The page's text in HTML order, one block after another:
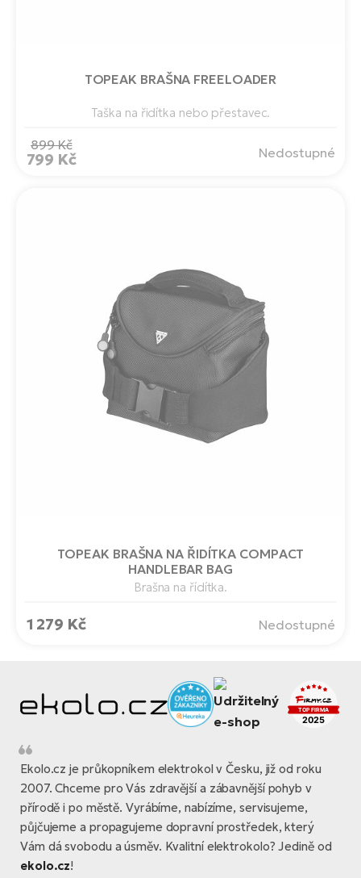
TOPEAK BRAŠNA FREELOADER
Taška na řidítka nebo přestavec.
899 Kč
799 Kč Nedostupné
TOPEAK BRAŠNA NA ŘIDÍTKA COMPACT
HANDLEBAR BAG
Brašna na řídítka.
1 279 Kč Nedostupné
Ekolo.cz je průkopníkem elektrokol v Česku, již od roku
2007. Chceme pro Vás zdravější a zábavnější pohyb v
přírodě i po městě. Vyrábíme, nabízíme, servisujeme,
půjčujeme a propagujeme dopravní prostředek, který
Vám dá svobodu a úsměv. Kvalitní elektrokolo? Jedině od
ekolo.cz!